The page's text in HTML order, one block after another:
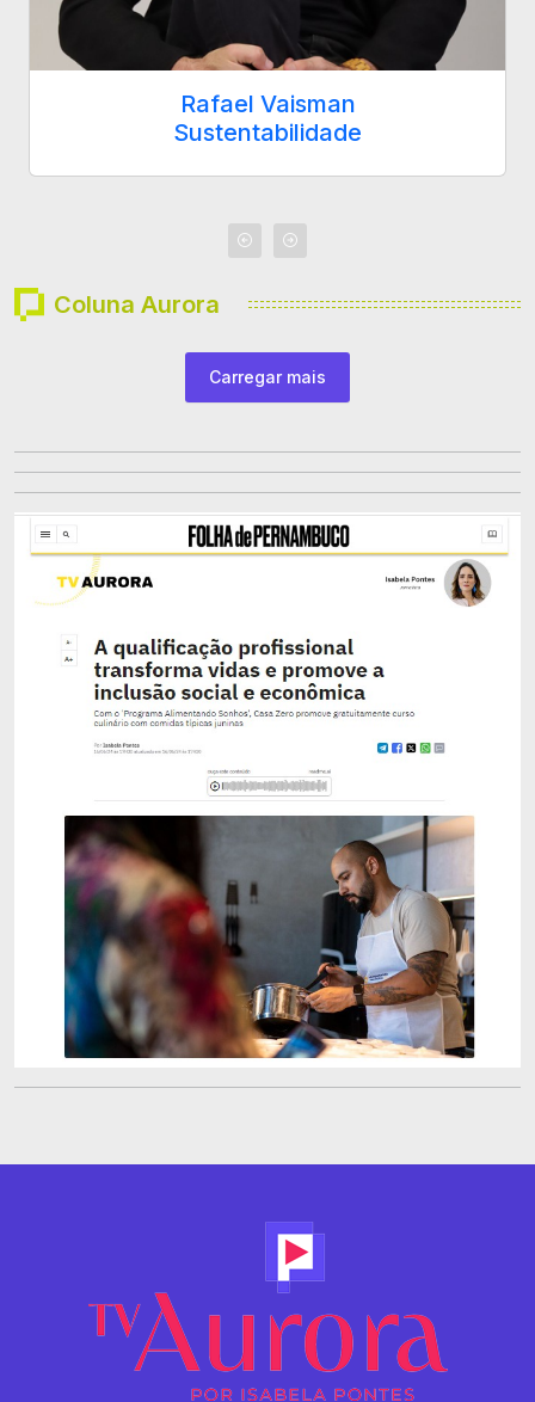
Rafael Vaisman
Sustentabilidade
Coluna Aurora
Carregar mais